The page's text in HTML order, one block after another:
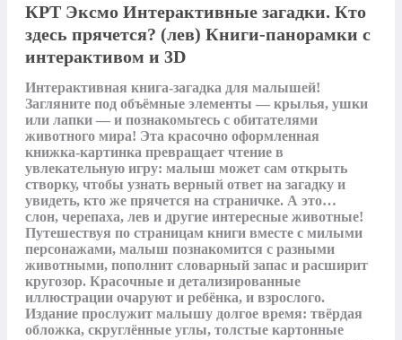
КРТ Эксмо Интерактивные загадки. Кто
здесь прячется? (лев) Книги-панорамки с
интерактивом и 3D
Интерактивная книга-загадка для малышей!
Загляните под объёмные элементы — крылья, ушки
или лапки — и познакомьтесь с обитателями
животного мира! Эта красочно оформленная
книжка-картинка превращает чтение в
увлекательную игру: малыш может сам открыть
створку, чтобы узнать верный ответ на загадку и
увидеть, кто же прячется на страничке. А это…
слон, черепаха, лев и другие интересные животные!
Путешествуя по страницам книги вместе с милыми
персонажами, малыш познакомится с разными
животными, пополнит словарный запас и расширит
кругозор. Красочные и детализированные
иллюстрации очаруют и ребёнка, и взрослого.
Издание прослужит малышу долгое время: твёрдая
обложка, скруглённые углы, толстые картонные